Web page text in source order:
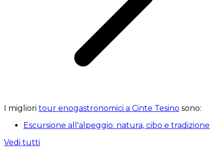
I migliori tour enogastronomici a Cinte Tesino sono:
Escursione all'alpeggio: natura, cibo e tradizione
Vedi tutti